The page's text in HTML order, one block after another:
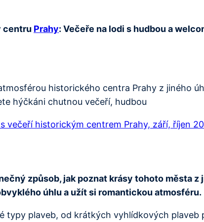
centru Prahy: Večeře na lodi s hudbou a
historického centra Prahy z jiného
hýčkáni chutnou večeří, hudbou
večeří historickým centrem Prahy, září, říjen
způsob, jak poznat krásy tohoto města z
úhlu a užít si romantickou atmosféru.
typy plaveb, od krátkých vyhlídkových plaveb